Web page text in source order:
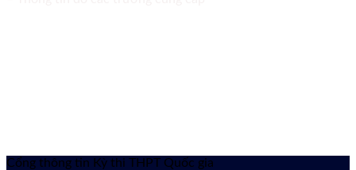
Cổng thông tin Kỳ thi THPT Quốc gia